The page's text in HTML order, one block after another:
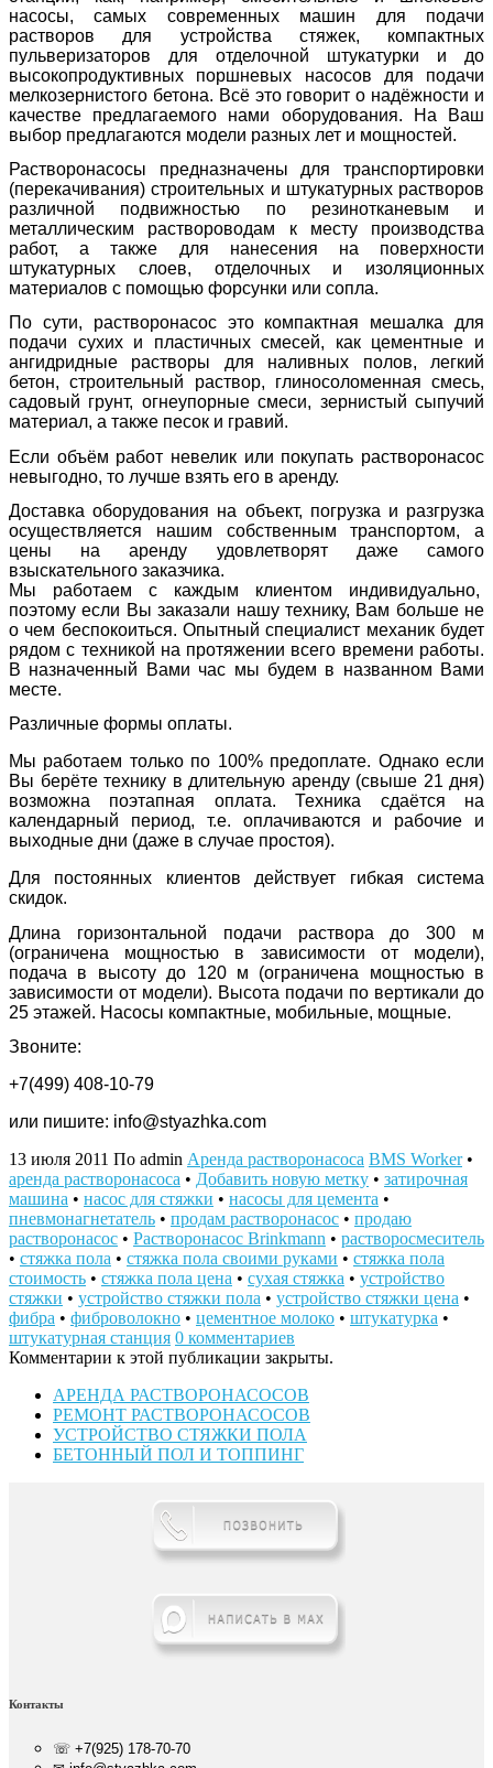
насосы, самых современных машин для подачи
растворов для устройства стяжек, компактных
пульверизаторов для отделочной штукатурки и до
высокопродуктивных поршневых насосов для подачи
мелкозернистого бетона. Всё это говорит о надёжности и
качестве предлагаемого нами оборудования. На Ваш
выбор предлагаются модели разных лет и мощностей.
Растворонасосы предназначены для транспортировки
(перекачивания) строительных и штукатурных растворов
различной подвижностью по резинотканевым и
металлическим раствороводам к месту производства
работ, а также для нанесения на поверхности
штукатурных слоев, отделочных и изоляционных
материалов с помощью форсунки или сопла.
По сути, растворонасос это компактная мешалка для
подачи сухих и пластичных смесей, как цементные и
ангидридные растворы для наливных полов, легкий
бетон, строительный раствор, глиносоломенная смесь,
садовый грунт, огнеупорные смеси, зернистый сыпучий
материал, а также песок и гравий.
Если объём работ невелик или покупать растворонасос
невыгодно, то лучше взять его в аренду.
Доставка оборудования на объект, погрузка и разгрузка
осуществляется нашим собственным транспортом, а
цены на аренду удовлетворят даже самого
взыскательного заказчика.
Мы работаем с каждым клиентом индивидуально,
поэтому если Вы заказали нашу технику, Вам больше не
о чем беспокоиться. Опытный специалист механик будет
рядом с техникой на протяжении всего времени работы.
В назначенный Вами час мы будем в названном Вами
месте.
Различные формы оплаты.
Мы работаем только по 100% предоплате. Однако если
Вы берёте технику в длительную аренду (свыше 21 дня)
возможна поэтапная оплата. Техника сдаётся на
календарный период, т.е. оплачиваются и рабочие и
выходные дни (даже в случае простоя).
Для постоянных клиентов действует гибкая система
скидок.
Длина горизонтальной подачи раствора до 300 м
(ограничена мощностью в зависимости от модели),
подача в высоту до 120 м (ограничена мощностью в
зависимости от модели). Высота подачи по вертикали до
25 этажей. Насосы компактные, мобильные, мощные.
Звоните:
+7(499) 408-10-79
или пишите: info@styazhka.com
13 июля 2011 По admin Аренда растворонасоса BMS Worker•
аренда растворонасоса • Добавить новую метку • затирочная
машина • насос для стяжки • насосы для цемента •
пневмонагнетатель • продам растворонасос • продаю
растворонасос • Растворонасос Brinkmann • растворосмеситель
• стяжка пола • стяжка пола своими руками • стяжка пола
стоимость • стяжка пола цена • сухая стяжка • устройство
стяжки • устройство стяжки пола • устройство стяжки цена •
фибра • фиброволокно • цементное молоко • штукатурка •
штукатурная станция 0 комментариев
Комментарии к этой публикации закрыты.
АРЕНДА РАСТВОРОНАСОСОВ
РЕМОНТ РАСТВОРОНАСОСОВ
УСТРОЙСТВО СТЯЖКИ ПОЛА
БЕТОННЫЙ ПОЛ И ТОППИНГ
Контакты
☏ +7(925) 178-70-70